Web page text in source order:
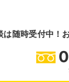
随時受付中！